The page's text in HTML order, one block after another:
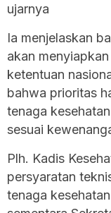
ujarnya
Ia menjelaskan
akan
ketentuan
bahwa prioritas
tenaga
sesuai
Plh. Kadis
persyaratan
tenaga